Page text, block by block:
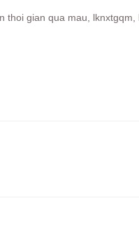
thoi gian qua mau,